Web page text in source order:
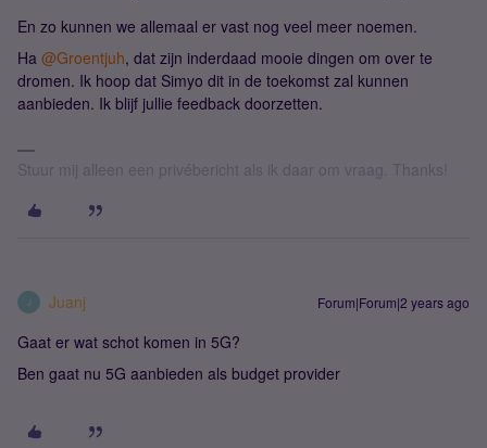
En zo kunnen we allemaal er vast nog veel meer noemen.
Ha @Groentjuh, dat zijn inderdaad mooie dingen om over te
dromen. Ik hoop dat Simyo dit in de toekomst zal kunnen
aanbieden. Ik blijf jullie feedback doorzetten.
Stuur mij alleen een privébericht als ik daar om vraag. Thanks!
J Juanj Forum|Forum|2 years ago
Gaat er wat schot komen in 5G?
Ben gaat nu 5G aanbieden als budget provider